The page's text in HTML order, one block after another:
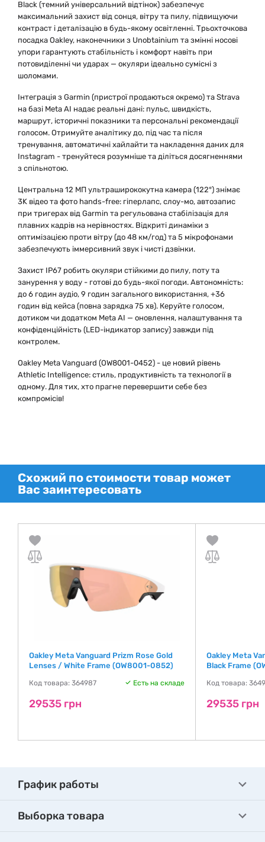
Black (темний універсальний відтінок) забезпечує
максимальний захист від сонця, вітру та пилу, підвищуючи
контраст і деталізацію в будь-якому освітленні. Трьохточкова
посадка Oakley, наконечники з Unobtainium та змінні носові
упори гарантують стабільність і комфорт навіть при
потовиділенні чи ударах — окуляри ідеально сумісні з
шоломами.
Інтеграція з Garmin (пристрої продаються окремо) та Strava
на базі Meta AI надає реальні дані: пульс, швидкість,
маршрут, історичні показники та персональні рекомендації
голосом. Отримуйте аналітику до, під час та після
тренування, автоматичні хайлайти та накладення даних для
Instagram - тренуйтеся розумніше та діліться досягненнями
з спільнотою.
Центральна 12 МП ультраширококутна камера (122°) знімає
3K відео та фото hands-free: гіперлапс, слоу-мо, автозапис
при тригерах від Garmin та регульована стабілізація для
плавних кадрів на нерівностях. Відкриті динаміки з
оптимізацією проти вітру (до 48 км/год) та 5 мікрофонами
забезпечують іммерсивний звук і чисті дзвінки.
Захист IP67 робить окуляри стійкими до пилу, поту та
занурення у воду - готові до будь-якої погоди. Автономність:
до 6 годин аудіо, 9 годин загального використання, +36
годин від кейса (повна зарядка 75 хв). Керуйте голосом,
дотиком чи додатком Meta AI — оновлення, налаштування та
конфіденційність (LED-індикатор запису) завжди під
контролем.
Oakley Meta Vanguard (OW8001-0452) - це новий рівень
Athletic Intelligence: стиль, продуктивність та технології в
одному. Для тих, хто прагне перевершити себе без
компромісів!
Схожий по стоимости товар может
Вас заинтересовать
Oakley Meta Vanguard Prizm Rose Gold
Lenses / White Frame (OW8001-0852)
Код товара: 364987 Есть на складе
29535 грн
Oakley Meta
Black Frame
Код товара:
29535 грн
График работы
Выборка товара